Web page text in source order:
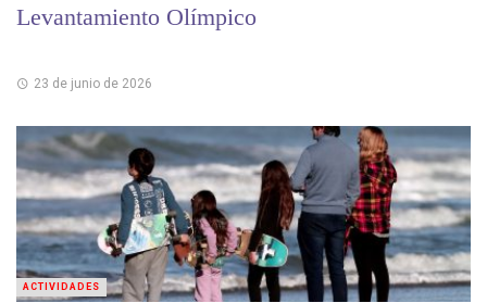
Levantamiento Olímpico
23 de junio de 2026
ACTIVIDADES